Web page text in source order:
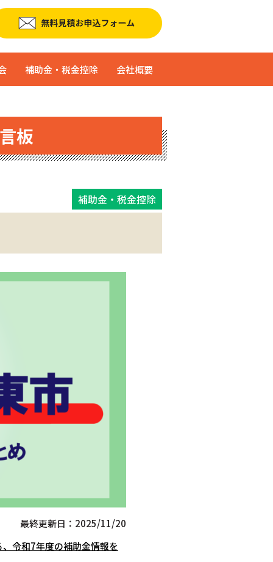
補助金・税金控除 会社概要
板
補助金・税金控除
最終更新日：2025/11/20
令和7年度の補助金情報を